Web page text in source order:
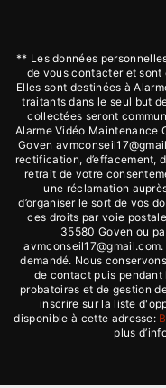
** Les données
de vous contacter et
Elles sont destinées à
traitants dans le seul but
collectées seront
Alarme Vidéo Maintenance
Goven
rectification, d’effacement,
retrait de votre
une réclamation
d’organiser le sort de vos
ces droits par voie
35580 Goven ou
demandé. Nous
de contact puis
probatoires et de gestion
inscrire sur la liste
disponible à cette adresse:
plus